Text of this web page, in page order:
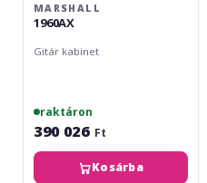
MARSHALL
1960AX
Gitár kabinet
raktáron
390 026 Ft
Kosárba